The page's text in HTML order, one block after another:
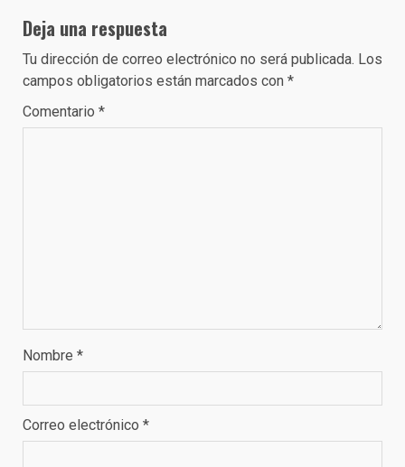
Deja una respuesta
Tu dirección de correo electrónico no será publicada. Los
campos obligatorios están marcados con *
Comentario *
Nombre *
Correo electrónico *